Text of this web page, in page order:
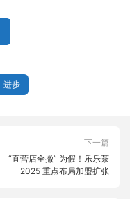
进步
下一篇
“直营店全撤” 为假！乐乐茶
2025 重点布局加盟扩张